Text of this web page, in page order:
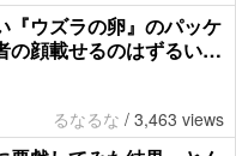
『ウズラの卵』のパッケ
の顔載せるのはずるい…
るなるな / 3,463 views